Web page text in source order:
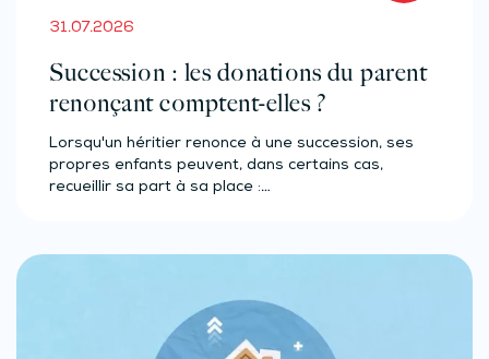
31.07.2026
Succession : les donations du parent
renonçant comptent-elles ?
Lorsqu'un héritier renonce à une succession, ses
propres enfants peuvent, dans certains cas,
recueillir sa part à sa place :…